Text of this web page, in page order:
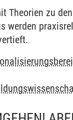
Theorien zu
werden